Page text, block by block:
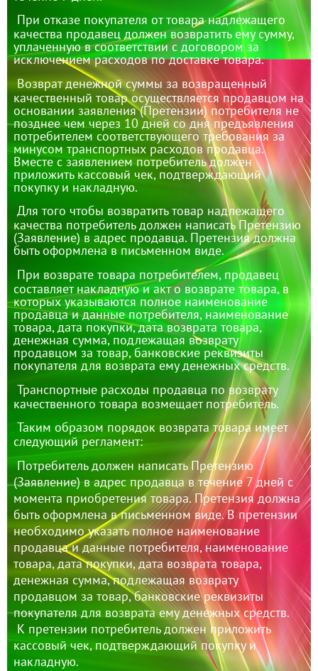
При отказе покупателя от товара надлежащего
качества продавец должен возвратить ему сумму,
уплаченную в соответствии с договором за
исключением расходов по доставке товара.
Возврат денежной суммы за возвращенный
качественный товар осуществляется продавцом на
основании заявления (Претензии) потребителя не
позднее чем через 10 дней со дня предъявления
потребителем соответствующего требования за
минусом транспортных расходов продавца.
Вместе с заявлением потребитель должен
приложить кассовый чек, подтверждающий
покупку и накладную.
Для того чтобы возвратить товар надлежащего
качества потребитель должен написать Претензию
(Заявление) в адрес продавца. Претензия должна
быть оформлена в письменном виде.
При возврате товара потребителем, продавец
составляет накладную и акт о возврате товара, в
которых указываются полное наименование
продавца и данные потребителя, наименование
товара, дата покупки, дата возврата товара,
денежная сумма, подлежащая возврату
продавцом за товар, банковские реквизиты
покупателя для возврата ему денежных средств.
Транспортные расходы продавца по возврату
качественного товара возмещает потребитель.
Таким образом порядок возврата товара имеет
следующий регламент:
Потребитель должен написать Претензию
(Заявление) в адрес продавца в течение 7 дней с
момента приобретения товара. Претензия должна
быть оформлена в письменном виде. В претензии
необходимо указать полное наименование
продавца и данные потребителя, наименование
товара, дата покупки, дата возврата товара,
денежная сумма, подлежащая возврату
продавцом за товар, банковские реквизиты
покупателя для возврата ему денежных средств.
К претензии потребитель должен приложить
кассовый чек, подтверждающий покупку и
накладную.